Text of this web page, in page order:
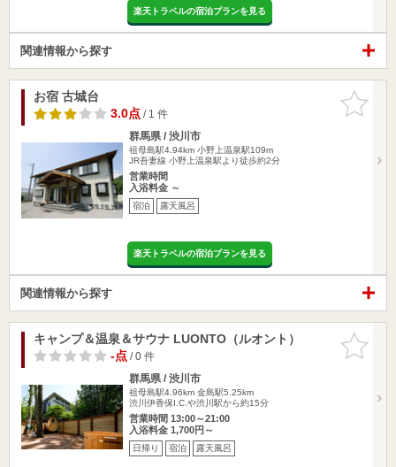
楽天トラベルの宿泊プランを見る
関連情報から探す
お気に入
りに追加
お宿 古城台
3.0点/ 1 件
群馬県 / 渋川市
祖母島駅4.94km 小野上温泉駅109m
JR吾妻線 小野上温泉駅より徒歩約2分
営業時間
入浴料金 ～
宿泊 露天風呂
楽天トラベルの宿泊プランを見る
関連情報から探す
お気に入
りに追加
キャンプ＆温泉＆サウナ LUONTO（ルオント）
-点/ 0 件
群馬県 / 渋川市
祖母島駅4.96km 金島駅5.25km
渋川伊香保I.C.や渋川駅から約15分
営業時間 13:00～21:00
入浴料金 1,700円～
日帰り 宿泊 露天風呂